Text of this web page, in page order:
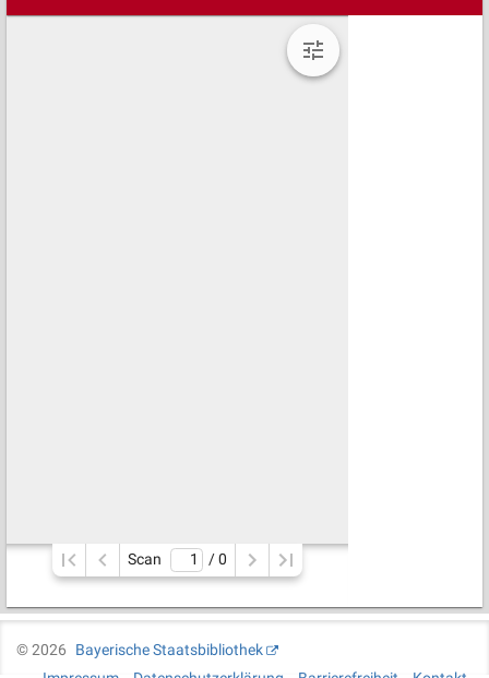
Scan / 0
©2026
Bayerische Staatsbibliothek